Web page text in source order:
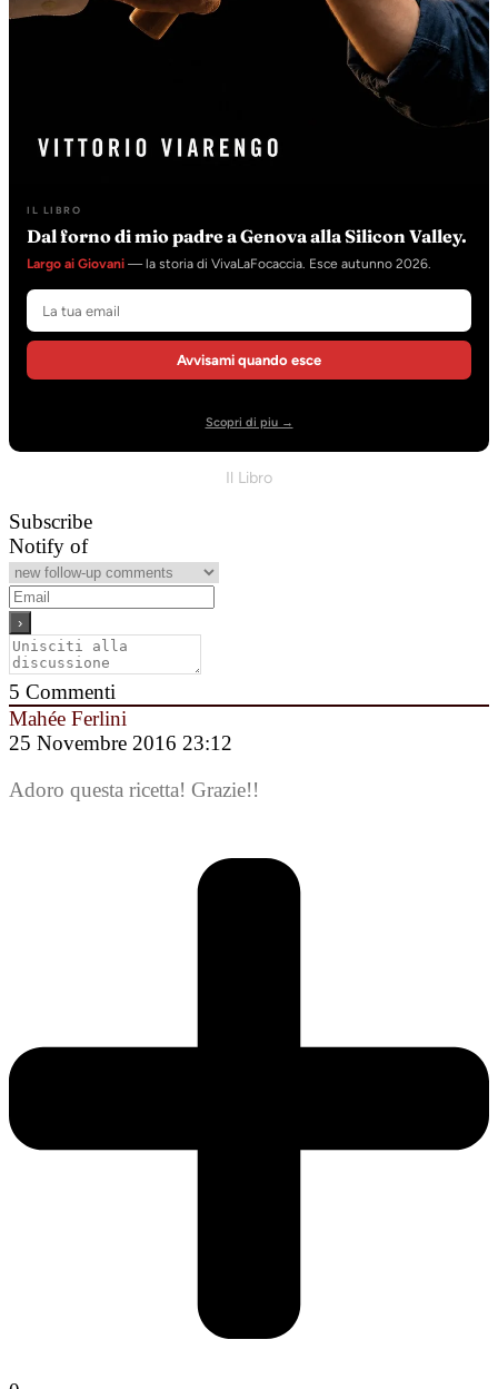
IL LIBRO
Dal forno di mio padre a Genova alla Silicon Valley.
Largo ai Giovani — la storia di VivaLaFocaccia. Esce autunno 2026.
Avvisami quando esce
Scopri di piu →
Il Libro
Subscribe
Notify of
5 Commenti
Mahée Ferlini
25 Novembre 2016 23:12
Adoro questa ricetta! Grazie!!